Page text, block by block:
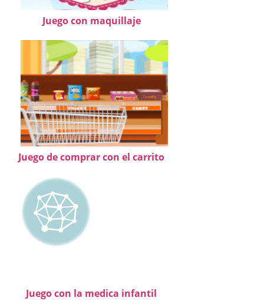
Juego con maquillaje
Juego de comprar con el carrito
Juego con la medica infantil